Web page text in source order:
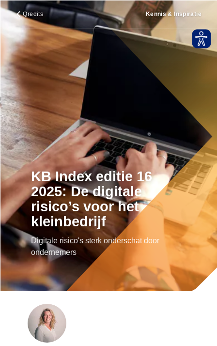
Qredits Kennis & Inspiratie
KB Index editie 16
2025: De digitale
risico’s voor het
kleinbedrijf
Digitale risico's sterk onderschat door
ondernemers